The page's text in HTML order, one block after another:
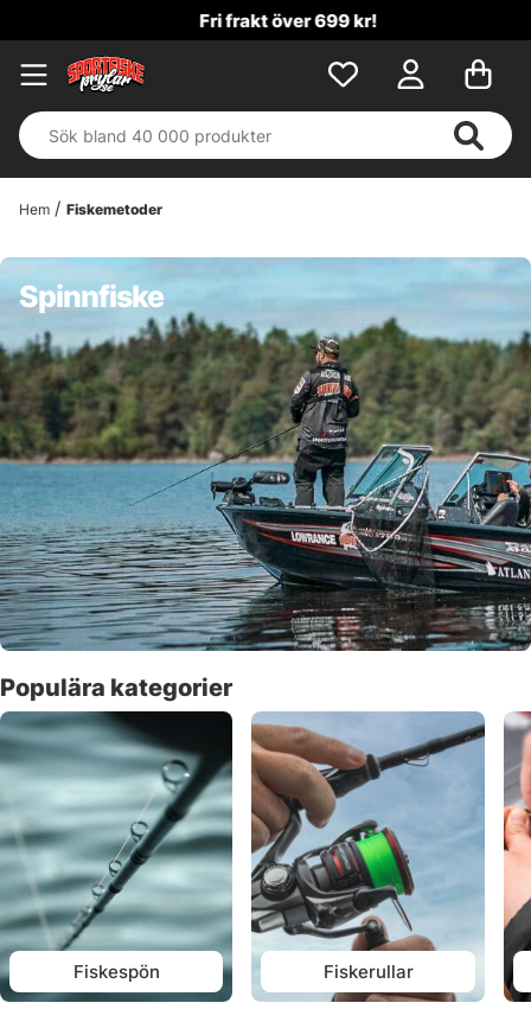
Fri frakt över 699 kr!
Hem Fiskemetoder
Spinnfiske
Populära kategorier
Fiskespön Fiskerullar